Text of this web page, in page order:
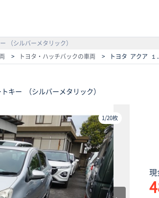
シルバーメタリック）
> トヨタ・ハッチバックの車両 > トヨタ アクア
キー （シルバーメタリック）
1/20枚